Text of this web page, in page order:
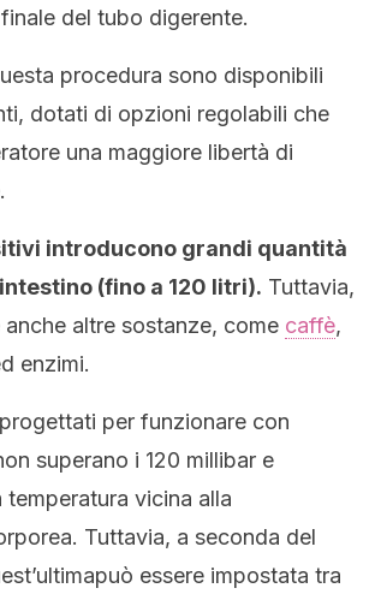
del tubo digerente.
procedura sono disponibili
dotati di opzioni regolabili che
una maggiore libertà di
introducono grandi quantità
(fino a 120 litri). Tuttavia,
altre sostanze, come caffè,
enzimi.
per funzionare con
superano i 120 millibar e
temperatura vicina alla
Tuttavia, a seconda del
essere impostata tra